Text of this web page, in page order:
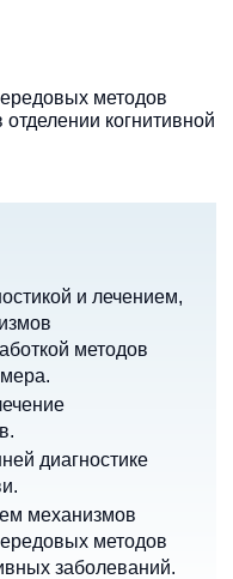
методов
когнитивной
и лечением,
методов
диагностике
механизмов
методов
заболеваний.